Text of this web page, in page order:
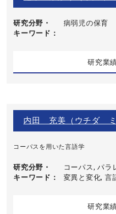
研究分野・
キーワード
病弱児の保育
研究業
内田 充美（ウチダ ミ
コーパスを用いた言語学
研究分野・
キーワード
コーパス, パラ
変異と変化, 言
研究業